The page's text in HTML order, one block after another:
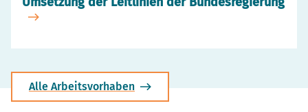
Alle Arbeitsvorhaben